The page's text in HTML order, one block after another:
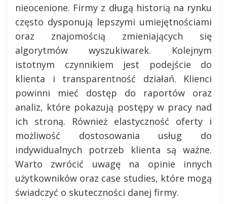
nieocenione. Firmy z długą historią na rynku
często dysponują lepszymi umiejętnościami
oraz znajomością zmieniających się
algorytmów wyszukiwarek. Kolejnym
istotnym czynnikiem jest podejście do
klienta i transparentność działań. Klienci
powinni mieć dostęp do raportów oraz
analiz, które pokazują postępy w pracy nad
ich stroną. Również elastyczność oferty i
możliwość dostosowania usług do
indywidualnych potrzeb klienta są ważne.
Warto zwrócić uwagę na opinie innych
użytkowników oraz case studies, które mogą
świadczyć o skuteczności danej firmy.